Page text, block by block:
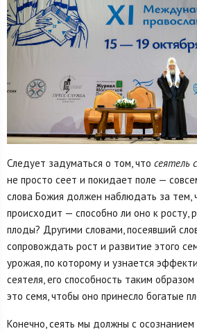
Следует задуматься о том, что сеятель
не просто сеет и покидает поле —
слова Божия должен наблюдать за тем,
происходит — способно ли оно к росту,
плоды? Другими словами, посеявший
сопровождать рост и развитие этого
урожая, по которому и узнается
сеятеля, его способность таким
это семя, чтобы оно принесло богатые
Конечно, сеять мы должны с осознанием